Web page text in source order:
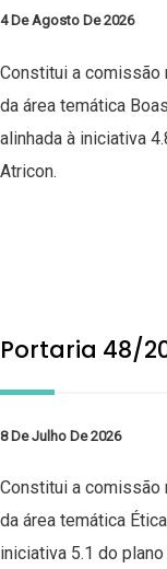
4 De Agosto De 2026
Constitui a
da área temática
alinhada à iniciativa
Atricon.
Portaria 48/
8 De Julho De 2026
Constitui a
da área temática
iniciativa 5.1 do